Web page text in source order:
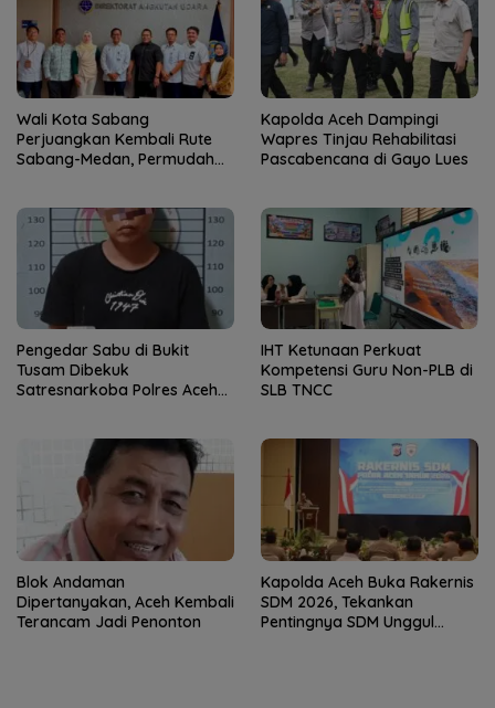
Wali Kota Sabang
Perjuangkan Kembali Rute
Sabang-Medan, Permudah
Kapolda Aceh Dampingi
Wapres Tinjau Rehabilitasi
Pascabencana di Gayo Lues
Pengedar Sabu di Bukit
Tusam Dibekuk
Satresnarkoba Polres Aceh
IHT Ketunaan Perkuat
Kompetensi Guru Non-PLB di
SLB TNCC
Blok Andaman
Dipertanyakan, Aceh Kembali
Terancam Jadi Penonton
Kapolda Aceh Buka Rakernis
SDM 2026, Tekankan
Pentingnya SDM Unggul